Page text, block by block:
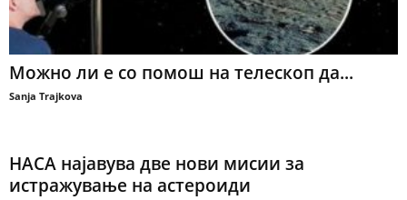
Можно ли е со помош на телескоп да...
Sanja Trajkova
НАСА најавува две нови мисии за
истражување на астероиди